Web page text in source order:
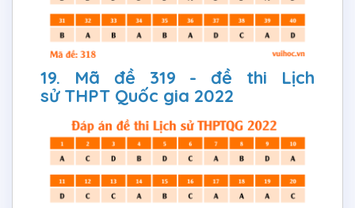
19. Mã đề 319 - đề thi Lịch
sử THPT Quốc gia 2022